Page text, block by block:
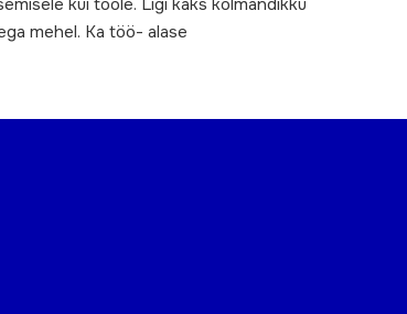
kui tööle. Ligi kaks kolmandikku
mehel. Ka töö- alase